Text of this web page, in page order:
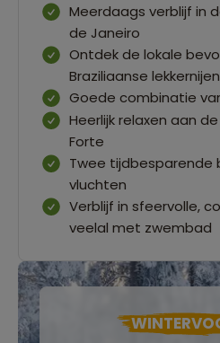
Meerdaags verblijf in
de Janeiro
Ontdek de lokale
Braziliaanse lekkernijen
Goede combinatie
Heerlijk relaxen aan
Forte
Twee tijdbesparende
vluchten
Verblijf in sfeervolle,
veelal met zwembad